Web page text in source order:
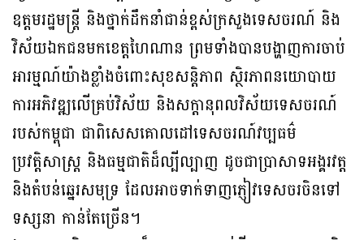
ឧត្តមរដ្ឋមន្ត្រី និងថ្នាក់ដឹកនាំជាន់ខ្ពស់ក្រសួងទេសចរណ៍ និង
វិស័យឯកជនមកខេត្តហៃណាន ព្រមទាំងបានបង្ហាញការចាប់
អារម្មណ៍យ៉ាងខ្លាំងចំពោះសុខសន្តិភាព ស្ថិរភាពនយោបាយ
ការអភិវឌ្ឍលើគ្រប់វិស័យ និងសក្តានុពលវិស័យទេសចរណ៍
របស់កម្ពុជា ជាពិសេសគោលដៅទេសចរណ៍វប្បធម៌
ប្រវត្តិសាស្ត្រ និងធម្មជាតិដ៏ល្បីល្បាញ ដូចជាប្រាសាទអង្គរវត្ត
និងតំបន់ឆ្នេរសមុទ្រ ដែលអាចទាក់ទាញភ្ញៀវទេសចរចិនទៅ
ទស្សនា កាន់តែច្រើន។